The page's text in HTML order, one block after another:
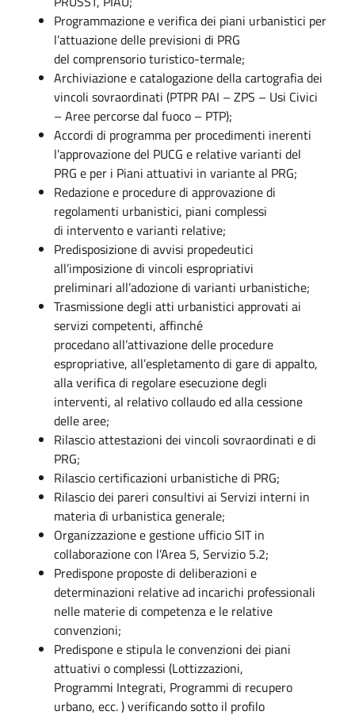
Programmazione e verifica dei piani urbanistici per
l’attuazione delle previsioni di PRG
del comprensorio turistico-termale;
Archiviazione e catalogazione della cartografia dei
vincoli sovraordinati (PTPR PAI – ZPS – Usi Civici
– Aree percorse dal fuoco – PTP);
Accordi di programma per procedimenti inerenti
l’approvazione del PUCG e relative varianti del
PRG e per i Piani attuativi in variante al PRG;
Redazione e procedure di approvazione di
regolamenti urbanistici, piani complessi
di intervento e varianti relative;
Predisposizione di avvisi propedeutici
all’imposizione di vincoli espropriativi
preliminari all’adozione di varianti urbanistiche;
Trasmissione degli atti urbanistici approvati ai
servizi competenti, affinché
procedano all’attivazione delle procedure
espropriative, all’espletamento di gare di appalto,
alla verifica di regolare esecuzione degli
interventi, al relativo collaudo ed alla cessione
delle aree;
Rilascio attestazioni dei vincoli sovraordinati e di
PRG;
Rilascio certificazioni urbanistiche di PRG;
Rilascio dei pareri consultivi ai Servizi interni in
materia di urbanistica generale;
Organizzazione e gestione ufficio SIT in
collaborazione con l’Area 5, Servizio 5.2;
Predispone proposte di deliberazioni e
determinazioni relative ad incarichi professionali
nelle materie di competenza e le relative
convenzioni;
Predispone e stipula le convenzioni dei piani
attuativi o complessi (Lottizzazioni,
Programmi Integrati, Programmi di recupero
urbano, ecc. ) verificando sotto il profilo